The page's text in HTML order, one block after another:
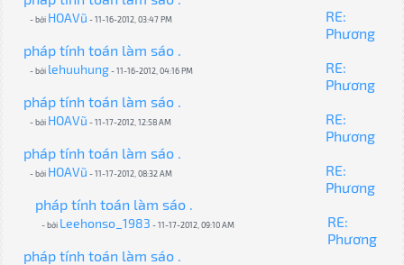
- bởi HOAVũ - 11-16-2012, 03:47 PM
RE:
Phương
pháp tính toán làm sáo .
- bởi lehuuhung- 11-16-2012, 04:16 PM
RE:
Phương
pháp tính toán làm sáo .
- bởi HOAVũ - 11-17-2012, 12:58 AM
RE:
Phương
pháp tính toán làm sáo .
- bởi HOAVũ - 11-17-2012, 08:32 AM
RE:
Phương
pháp tính toán làm sáo .
- bởi Leehonso_1983 - 11-17-2012, 09:10 AM
RE:
Phương
pháp tính toán làm sáo .